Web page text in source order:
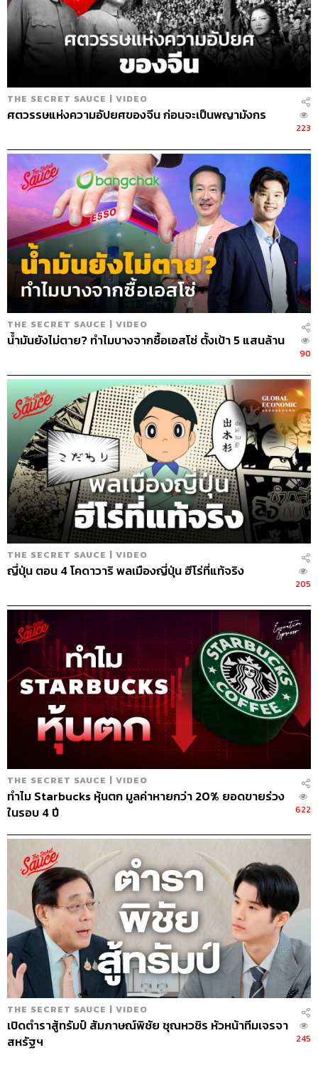
THE SECRET SAUCE | VIDEO
ศตวรรษแห่งความอัปยศของจีน ก่อนจะเป็นพญามังกร
223
THE SECRET SAUCE | VIDEO
น้ำมันยังไม่ตาย? ทำไมบางจากซื้อเอสโซ่ ตั้งเป้า 5 แสนล้าน
90
THE SECRET SAUCE | VIDEO
ญี่ปุ่น ตอน 4 โคดาวาริ พลเมืองญี่ปุ่น ฮีโร่ที่แท้จริง
205
THE SECRET SAUCE | VIDEO
ทำไม Starbucks หุ้นตก มูลค่าหายกว่า 20% ยอดขายร่วง
ในรอบ 4 ปี
622
THE SECRET SAUCE | VIDEO
เปิดตำราสู้ทรัมป์ สัมภาษณ์พิชัย ชุณหวชิร หัวหน้าทีมเจรจา
สหรัฐฯ
245